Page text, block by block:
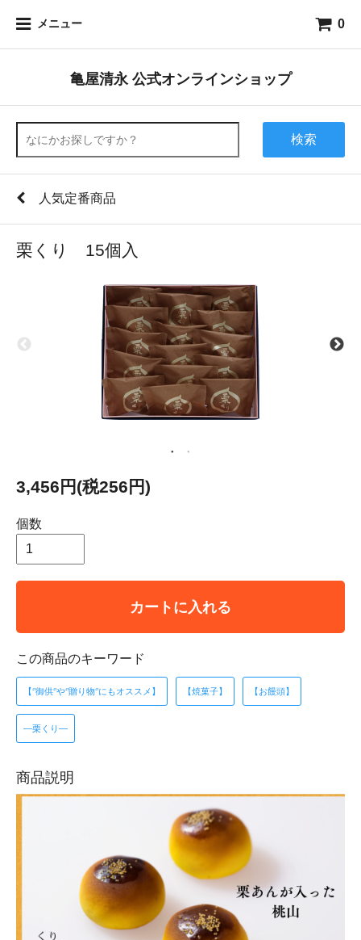
メニュー 0
亀屋清永 公式オンラインショップ
検索
人気定番商品
栗くり 15個入
3,456円(税256円)
個数
カートに入れる
この商品のキーワード
【‘’御供‘’や‘’贈り物‘’にもオススメ】 【焼菓子】 【お饅頭】
―栗くり―
商品説明